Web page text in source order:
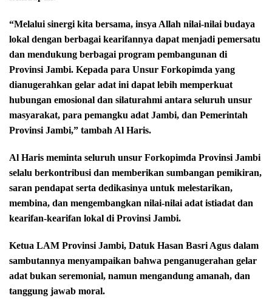
“Melalui sinergi kita bersama, insya Allah nilai-nilai budaya
lokal dengan berbagai kearifannya dapat menjadi pemersatu
dan mendukung berbagai program pembangunan di
Provinsi Jambi. Kepada para Unsur Forkopimda yang
dianugerahkan gelar adat ini dapat lebih memperkuat
hubungan emosional dan silaturahmi antara seluruh unsur
masyarakat, para pemangku adat Jambi, dan Pemerintah
Provinsi Jambi,” tambah Al Haris.
Al Haris meminta seluruh unsur Forkopimda Provinsi Jambi
selalu berkontribusi dan memberikan sumbangan pemikiran,
saran pendapat serta dedikasinya untuk melestarikan,
membina, dan mengembangkan nilai-nilai adat istiadat dan
kearifan-kearifan lokal di Provinsi Jambi.
Ketua LAM Provinsi Jambi, Datuk Hasan Basri Agus dalam
sambutannya menyampaikan bahwa penganugerahan gelar
adat bukan seremonial, namun mengandung amanah, dan
tanggung jawab moral.